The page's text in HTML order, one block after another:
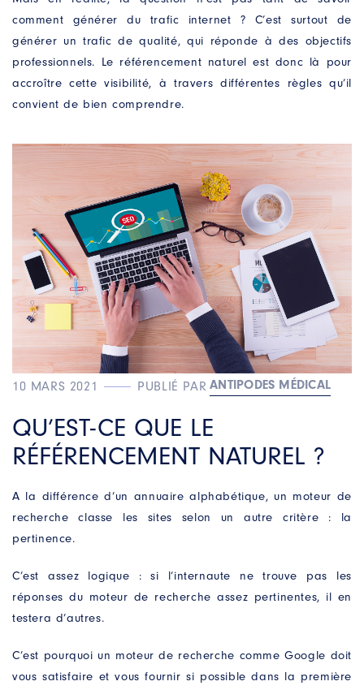
comment générer du trafic internet ? C’est surtout de
générer un trafic de qualité, qui réponde à des objectifs
professionnels. Le référencement naturel est donc là pour
accroître cette visibilité, à travers différentes règles qu’il
convient de bien comprendre.
10 MARS 2021 PUBLIÉ PAR ANTIPODES MÉDICAL
QU’EST-CE QUE LE
RÉFÉRENCEMENT NATUREL ?
A la différence d’un annuaire alphabétique, un moteur de
recherche classe les sites selon un autre critère : la
pertinence.
C’est assez logique : si l’internaute ne trouve pas les
réponses du moteur de recherche assez pertinentes, il en
testera d’autres.
C’est pourquoi un moteur de recherche comme Google doit
vous satisfaire et vous fournir si possible dans la première